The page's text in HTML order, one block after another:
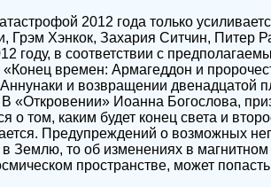
2012 года только
Грэм Хэнкок, Захария Ситчин, Питер
году, в соответствии с
«Конец времен: Армагеддон и
и возвращении двенадцатой
«Откровении» Иоанна Богослова,
о том, каким будет конец света и
Предупреждений о возможных
в Землю, то об изменениях в
пространстве, может